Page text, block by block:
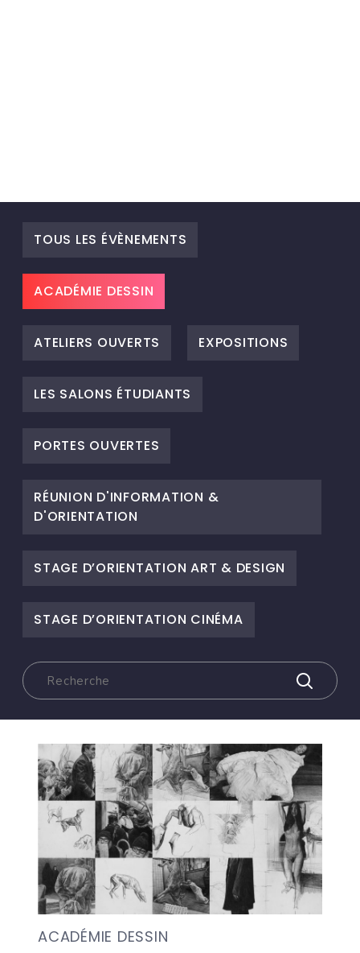
TOUS LES ÉVÈNEMENTS
ACADÉMIE DESSIN
ATELIERS OUVERTS EXPOSITIONS
LES SALONS ÉTUDIANTS
PORTES OUVERTES
RÉUNION D'INFORMATION &
D'ORIENTATION
STAGE D’ORIENTATION ART & DESIGN
STAGE D’ORIENTATION CINÉMA
ACADÉMIE DESSIN